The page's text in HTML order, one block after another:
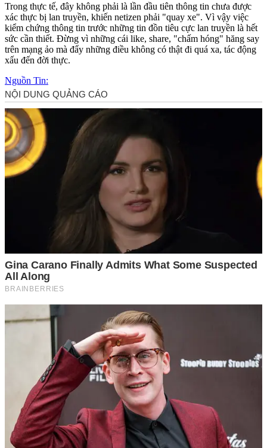
Trong thực tế, đây không phải là lần đầu tiên thông tin chưa được
xác thực bị lan truyền, khiến netizen phải "quay xe". Vì vậy việc
kiểm chứng thông tin trước những tin đồn tiêu cực lan truyền là hết
sức cần thiết. Đừng vì những cái like, share, "chấm hóng" hăng say
trên mạng ảo mà đẩy những điều không có thật đi quá xa, tác động
xấu đến đời thực.
Nguồn Tin: